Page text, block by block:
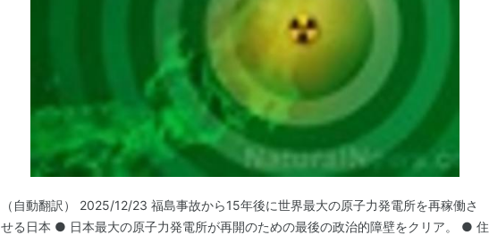
（自動翻訳） 2025/12/23 福島事故から15年後に世界最大の原子力発電所を再稼働さ
せる日本 ● 日本最大の原子力発電所が再開のための最後の政治的障壁をクリア。 ● 住